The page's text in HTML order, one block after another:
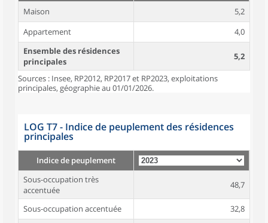
Maison
5,2
Appartement
4,0
Ensemble des résidences
principales
5,2
Sources : Insee, RP2012, RP2017 et RP2023, exploitations
principales, géographie au 01/01/2026.
LOG T7 - Indice de peuplement des résidences
principales
Indice de peuplement
Sous-occupation très
accentuée
48,7
Sous-occupation accentuée
32,8